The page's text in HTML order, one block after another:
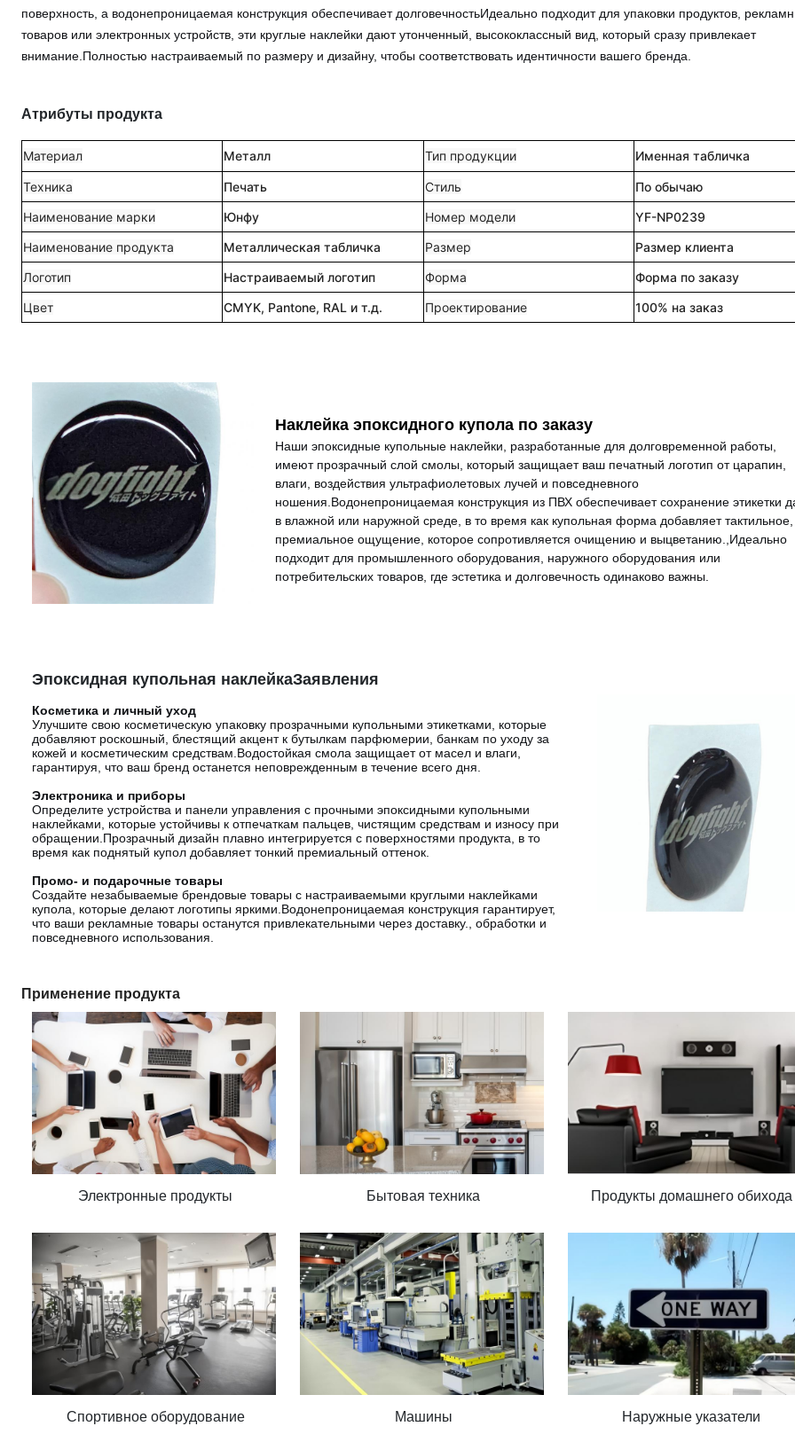
поверхность, а водонепроницаемая конструкция обеспечивает долговечностьИдеально подходит для упаковки продуктов,
товаров или электронных устройств, эти круглые наклейки дают утонченный, высококлассный вид, который сразу привлекает
внимание.Полностью настраиваемый по размеру и дизайну, чтобы соответствовать идентичности вашего бренда.
Атрибуты продукта
Материал Металл Тип продукции Именная табличка
Техника Печать Стиль
По обычаю
Наименование марки
Юнфу Номер модели
YF-NP0239
Наименование продукта
Металлическая табличка Размер
Размер клиента
Логотип
Настраиваемый логотип Форма
Форма по заказу
Цвет
CMYK, Pantone, RAL и т.д. Проектирование 100% на заказ
Наклейка эпоксидного купола по заказу
Наши эпоксидные купольные наклейки, разработанные для долговременной работы,
имеют прозрачный слой смолы, который защищает ваш печатный логотип от царапин,
влаги, воздействия ультрафиолетовых лучей и повседневного
ношения.Водонепроницаемая конструкция из ПВХ обеспечивает сохранение этикетки
в влажной или наружной среде, в то время как купольная форма добавляет тактильное,
премиальное ощущение, которое сопротивляется очищению и выцветанию.,Идеально
подходит для промышленного оборудования, наружного оборудования или
потребительских товаров, где эстетика и долговечность одинаково важны.
Эпоксидная купольная наклейкаЗаявления
Косметика и личный уход
Улучшите свою косметическую упаковку прозрачными купольными этикетками, которые
добавляют роскошный, блестящий акцент к бутылкам парфюмерии, банкам по уходу за
кожей и косметическим средствам.Водостойкая смола защищает от масел и влаги,
гарантируя, что ваш бренд останется неповрежденным в течение всего дня.
Электроника и приборы
Определите устройства и панели управления с прочными эпоксидными купольными
наклейками, которые устойчивы к отпечаткам пальцев, чистящим средствам и износу при
обращении.Прозрачный дизайн плавно интегрируется с поверхностями продукта, в то
время как поднятый купол добавляет тонкий премиальный оттенок.
Промо- и подарочные товары
Создайте незабываемые брендовые товары с настраиваемыми круглыми наклейками
купола, которые делают логотипы яркими.Водонепроницаемая конструкция гарантирует,
что ваши рекламные товары останутся привлекательными через доставку., обработки и
повседневного использования.
Применение продукта
Электронные продукты Бытовая техника Продукты домашнего обихода
Спортивное оборудование Машины Наружные указатели